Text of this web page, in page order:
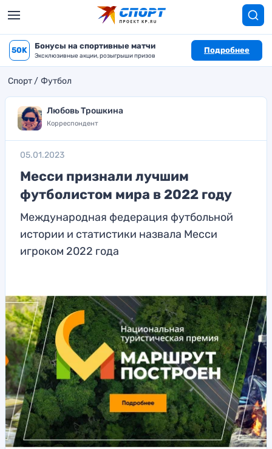
50K Бонусы на спортивные матчи
Эксклюзивные акции, розыгрыши призов
Подробнее
Спорт Футбол
Любовь Трошкина
Корреспондент
05.01.2023
Месси признали лучшим
футболистом мира в 2022 году
Международная федерация футбольной
истории и статистики назвала Месси
игроком 2022 года